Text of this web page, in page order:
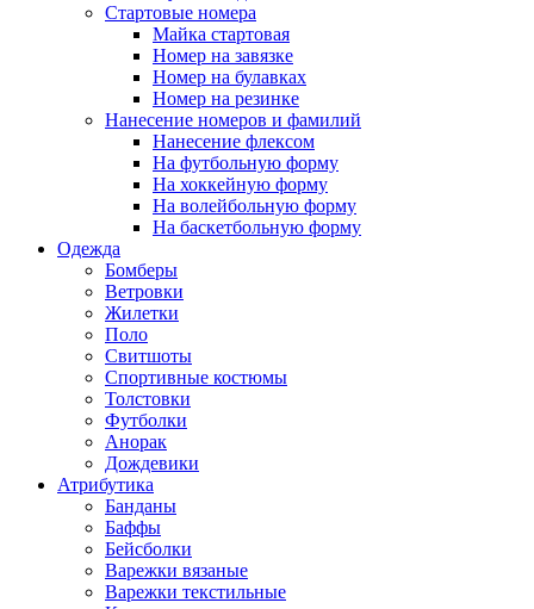
Стартовые номера
Майка стартовая
Номер на завязке
Номер на булавках
Номер на резинке
Нанесение номеров и фамилий
Нанесение флексом
На футбольную форму
На хоккейную форму
На волейбольную форму
На баскетбольную форму
Одежда
Бомберы
Ветровки
Жилетки
Поло
Свитшоты
Спортивные костюмы
Толстовки
Футболки
Анорак
Дождевики
Атрибутика
Банданы
Баффы
Бейсболки
Варежки вязаные
Варежки текстильные